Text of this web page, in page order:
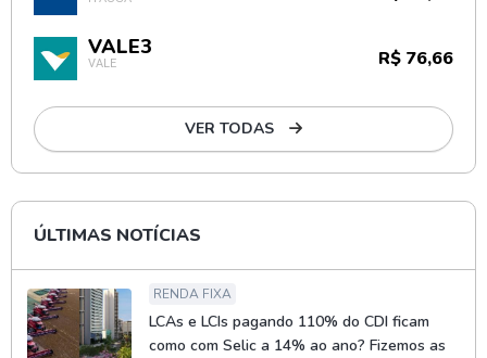
VALE3
VALE R$ 76,66
VER TODAS
ÚLTIMAS NOTÍCIAS
RENDA FIXA
LCAs e LCIs pagando 110% do CDI ficam
como com Selic a 14% ao ano? Fizemos as